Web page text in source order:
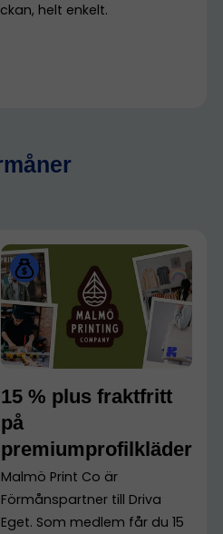
helt enkelt.
15 % plus fraktfritt
på
premiumprofilkläder
Malmö Print Co är
Förmånspartner till Driva
Eget. Som medlem får du 15